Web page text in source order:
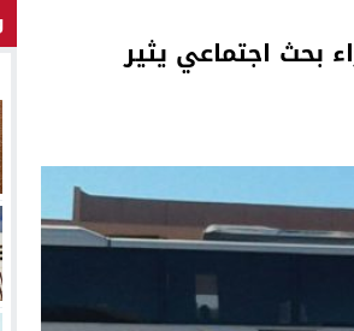
بحث اجتماعي يثير